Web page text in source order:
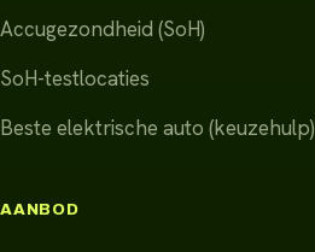
Accugezondheid (SoH)
SoH-testlocaties
Beste elektrische auto (keuzehulp)
AANBOD